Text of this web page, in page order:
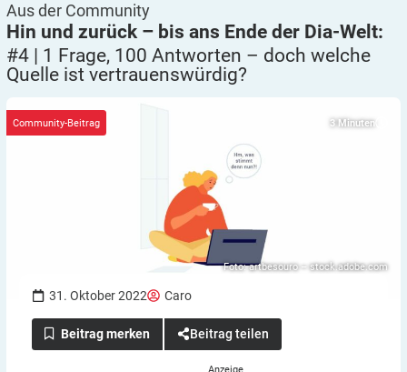
Aus der Community
Hin und zurück – bis ans Ende der Dia-Welt:
#4 | 1 Frage, 100 Antworten – doch welche
Quelle ist vertrauenswürdig?
3 Minuten
Foto: artbesouro – stock.adobe.com
Community-Beitrag
31. Oktober 2022 Caro
Beitrag teilen